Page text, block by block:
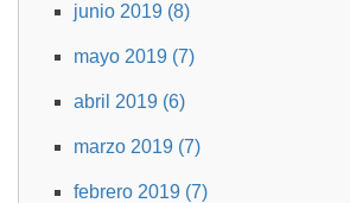
junio 2019 (8)
mayo 2019 (7)
abril 2019 (6)
marzo 2019 (7)
febrero 2019 (7)